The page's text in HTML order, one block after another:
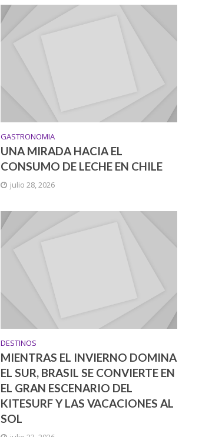
GASTRONOMIA
UNA MIRADA HACIA EL
CONSUMO DE LECHE EN CHILE
julio 28, 2026
DESTINOS
MIENTRAS EL INVIERNO DOMINA
EL SUR, BRASIL SE CONVIERTE EN
EL GRAN ESCENARIO DEL
KITESURF Y LAS VACACIONES AL
SOL